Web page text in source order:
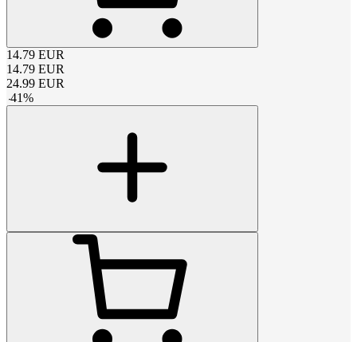
14.79 EUR
14.79 EUR
24.99 EUR
-41%